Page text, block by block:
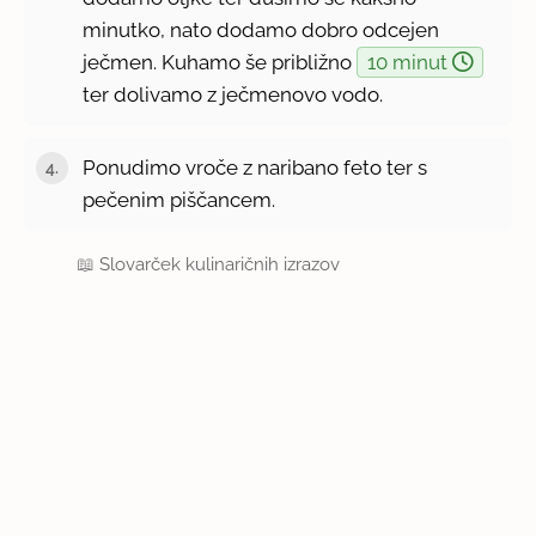
minutko, nato dodamo dobro odcejen
ječmen. Kuhamo še približno
10 minut
ter dolivamo z ječmenovo vodo.
Ponudimo vroče z naribano feto ter s
pečenim piščancem.
📖Slovarček kulinaričnih izrazov